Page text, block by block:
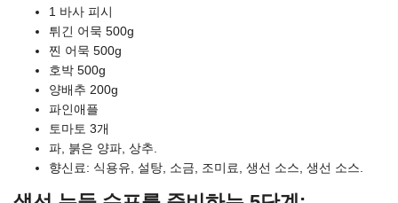
1 바사 피시
튀긴 어묵 500g
찐 어묵 500g
호박 500g
양배추 200g
파인애플
토마토 3개
파, 붉은 양파, 상추.
향신료: 식용유, 설탕, 소금, 조미료, 생선 소스, 생선 소스.